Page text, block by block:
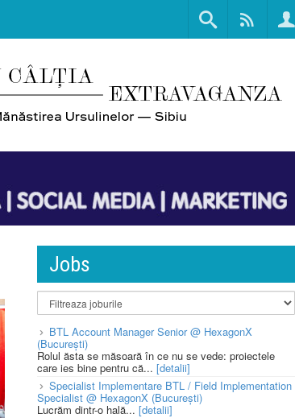
Jobs
BTL Account Manager Senior @ HexagonX
(București)
Rolul ăsta se măsoară în ce nu se vede: proiectele
care ies bine pentru că... [detalii]
Specialist Implementare BTL / Field Implementation
Specialist @ HexagonX (București)
Lucrăm dintr-o hală... [detalii]